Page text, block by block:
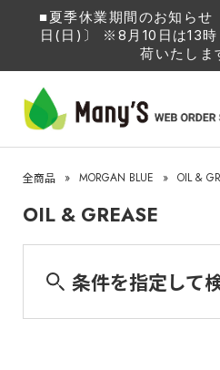
■夏季休業期間のお知らせ
日(日)〕 ※8月10日は13時
荷いたしま
全商品 » MORGAN BLUE » OIL &
OIL & GREASE
条件を指定して